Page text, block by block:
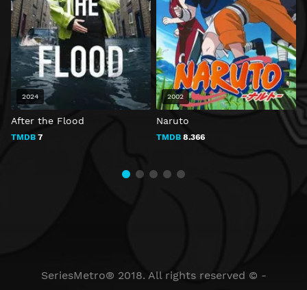
After the Flood
TMDB 7
2024
Naruto
TMDB 8.366
2002
SeriesMetro® 2018. All rights reserved © -